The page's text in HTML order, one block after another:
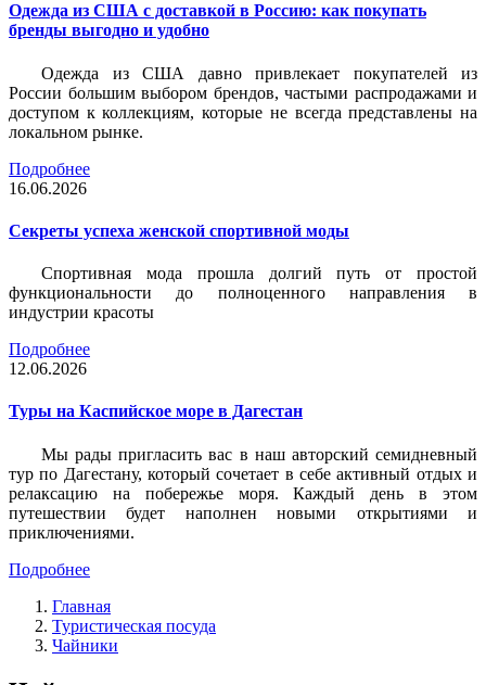
Одежда из США с доставкой в Россию: как покупать
бренды выгодно и удобно
Одежда из США давно привлекает покупателей из
России большим выбором брендов, частыми распродажами и
доступом к коллекциям, которые не всегда представлены на
локальном рынке.
Подробнее
16.06.2026
Секреты успеха женской спортивной моды
Спортивная мода прошла долгий путь от простой
функциональности до полноценного направления в
индустрии красоты
Подробнее
12.06.2026
Туры на Каспийское море в Дагестан
Мы рады пригласить вас в наш авторский семидневный
тур по Дагестану, который сочетает в себе активный отдых и
релаксацию на побережье моря. Каждый день в этом
путешествии будет наполнен новыми открытиями и
приключениями.
Подробнее
Главная
Туристическая посуда
Чайники